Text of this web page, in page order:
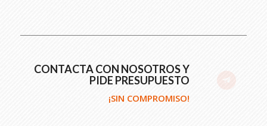
CONTACTA CON NOSOTROS Y
PIDE PRESUPUESTO
¡SIN COMPROMISO!